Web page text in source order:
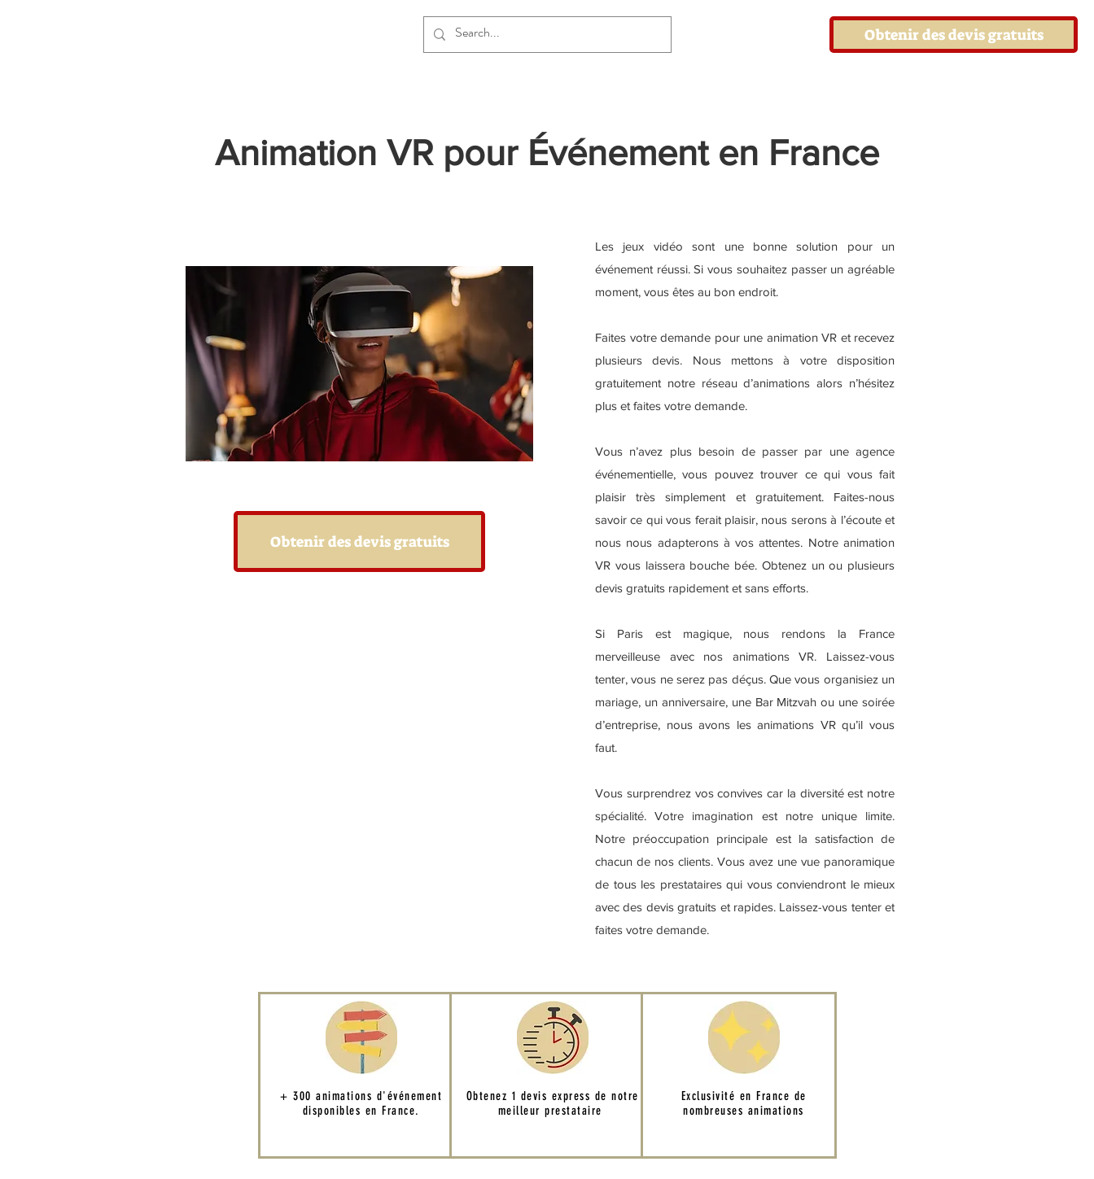
Obtenir des devis gratuits
Animation VR pour Événement en France
Obtenir des devis gratuits
Les jeux vidéo sont une bonne solution pour un
événement réussi. Si vous souhaitez passer un agréable
moment, vous êtes au bon endroit.
Faites votre demande pour une animation VR et recevez
plusieurs devis. Nous mettons à votre disposition
gratuitement notre réseau d’animations alors n’hésitez
plus et faites votre demande.
Vous n’avez plus besoin de passer par une agence
événementielle, vous pouvez trouver ce qui vous fait
plaisir très simplement et gratuitement. Faites-nous
savoir ce qui vous ferait plaisir, nous serons à l’écoute et
nous nous adapterons à vos attentes. Notre animation
VR vous laissera bouche bée. Obtenez un ou plusieurs
devis gratuits rapidement et sans efforts.
Si Paris est magique, nous rendons la France
merveilleuse avec nos animations VR. Laissez-vous
tenter, vous ne serez pas déçus. Que vous organisiez un
mariage, un anniversaire, une Bar Mitzvah ou une soirée
d’entreprise, nous avons les animations VR qu’il vous
faut.
Vous surprendrez vos convives car la diversité est notre
spécialité. Votre imagination est notre unique limite.
Notre préoccupation principale est la satisfaction de
chacun de nos clients. Vous avez une vue panoramique
de tous les prestataires qui vous conviendront le mieux
avec des devis gratuits et rapides. Laissez-vous tenter et
faites votre demande.
+ 300 animations d'événement
disponibles en France.
Obtenez 1 devis express de notre
meilleur prestataire
Exclusivité en France de
nombreuses animations